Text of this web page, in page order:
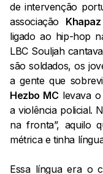
de intervenção
associação Khapaz
ligado ao hip-hop
LBC Souljah
são soldados, os
a gente que
Hezbo MC levava
a violência policial.
na fronta”, aquilo
métrica e tinha
Essa língua era o